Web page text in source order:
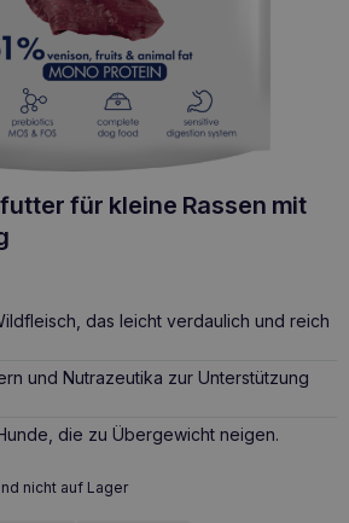
für kleine Rassen mit
das leicht verdaulich und reich
und Nutrazeutika zur Unterstützung
die zu Übergewicht neigen.
nicht auf Lager